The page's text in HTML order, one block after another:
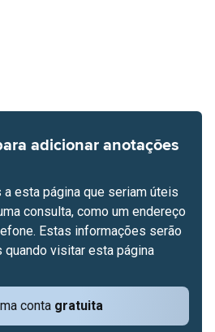
adicionar anotações
conta gratuita
esta página que seriam úteis
consulta, como um endereço
Estas informações serão
visitar esta página